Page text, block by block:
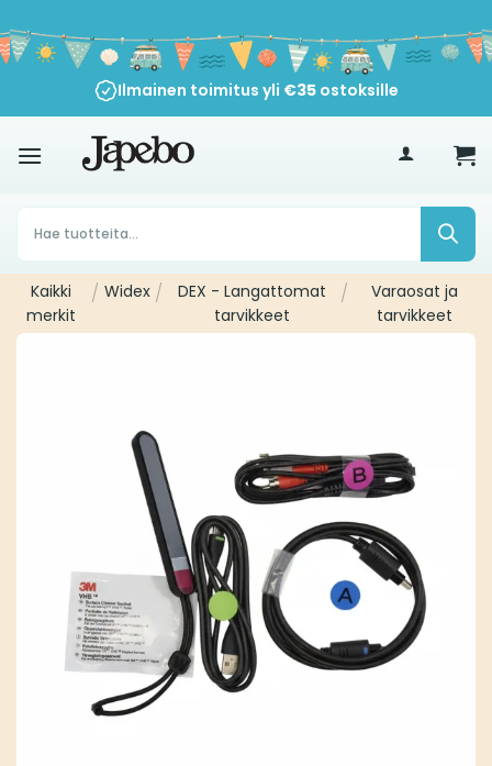
sisältöön
Ilmainen toimitus yli €35ostoksille
Products
search
Kaikki
merkit
/ Widex /
DEX - Langattomat
tarvikkeet
/
Varaosat ja
tarvikkeet